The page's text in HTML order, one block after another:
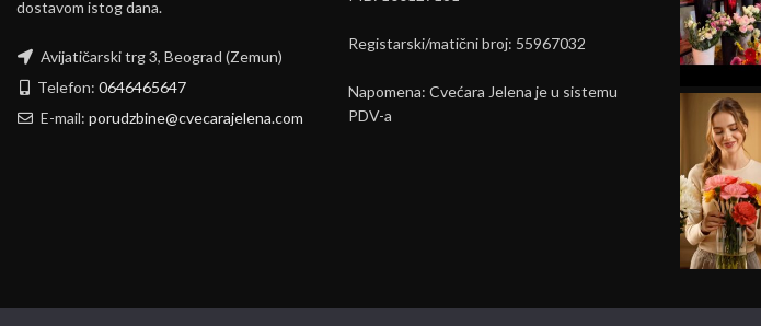
dostavom istog dana.
Avijatičarski trg 3, Beograd (Zemun)
Telefon: 0646465647
E-mail: porudzbine@cvecarajelena.com
Registarski/matični broj: 55967032
Napomena: Cvećara Jelena je u sistemu
PDV-a